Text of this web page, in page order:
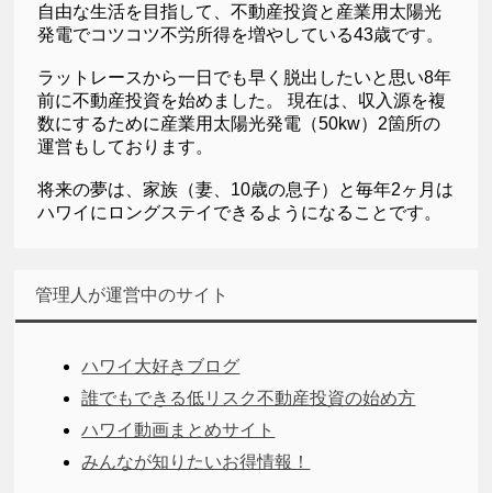
自由な生活を目指して、不動産投資と産業用太陽光
発電でコツコツ不労所得を増やしている43歳です。
ラットレースから一日でも早く脱出したいと思い8年
前に不動産投資を始めました。 現在は、収入源を複
数にするために産業用太陽光発電（50kw）2箇所の
運営もしております。
将来の夢は、家族（妻、10歳の息子）と毎年2ヶ月は
ハワイにロングステイできるようになることです。
管理人が運営中のサイト
ハワイ大好きブログ
誰でもできる低リスク不動産投資の始め方
ハワイ動画まとめサイト
みんなが知りたいお得情報！